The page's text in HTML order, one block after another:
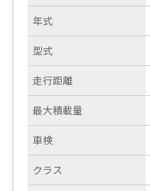
年式
型式
走行距離
最大積載量
車検
クラス